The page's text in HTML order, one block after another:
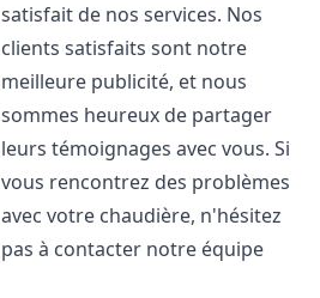
satisfait de nos services. Nos
clients satisfaits sont notre
meilleure publicité, et nous
sommes heureux de partager
leurs témoignages avec vous. Si
vous rencontrez des problèmes
avec votre chaudière, n'hésitez
pas à contacter notre équipe